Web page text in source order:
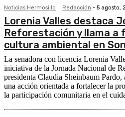
Noticias Hermosillo Redacción - 5 agosto,
Lorenia Valles destaca
Reforestación y llama a
cultura ambiental en
La senadora con licencia Lorenia
iniciativa de la Jornada Nacional de
presidenta Claudia Sheinbaum Pardo,
una acción orientada a fortalecer la
la participación comunitaria en el